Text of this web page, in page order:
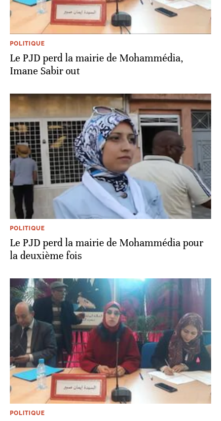
POLITIQUE
Le PJD perd la mairie de Mohammédia,
Imane Sabir out
POLITIQUE
Le PJD perd la mairie de Mohammédia pour
la deuxième fois
POLITIQUE